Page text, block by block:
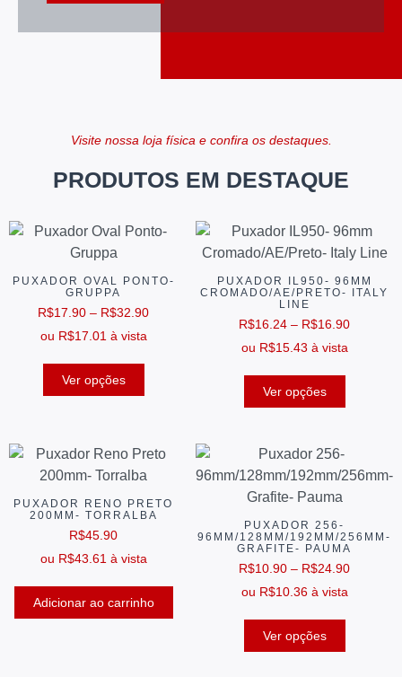
Visite nossa loja física e confira os destaques.
PRODUTOS EM DESTAQUE
PUXADOR OVAL PONTO-
GRUPPA
R$17.90 – R$32.90
ou R$17.01 à vista
Ver opções
PUXADOR IL950- 96MM
CROMADO/AE/PRETO- ITALY
LINE
R$16.24 – R$16.90
ou R$15.43 à vista
Ver opções
PUXADOR RENO PRETO
200MM- TORRALBA
R$45.90
ou R$43.61 à vista
Adicionar ao carrinho
PUXADOR 256-
96MM/128MM/192MM/256MM-
GRAFITE- PAUMA
R$10.90 – R$24.90
ou R$10.36 à vista
Ver opções